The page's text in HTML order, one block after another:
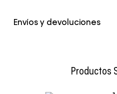
Color Negro
Envíos y devoluciones
Productos